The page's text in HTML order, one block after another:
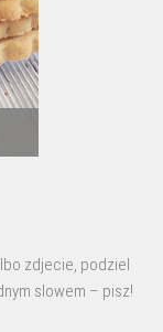
zdjecie, podziel
slowem – pisz!